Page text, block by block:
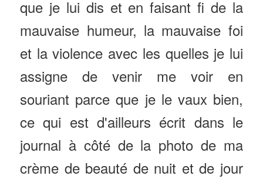
que je lui dis et en faisant fi de la
mauvaise humeur, la mauvaise foi
et la violence avec les quelles je lui
assigne de venir me voir en
souriant parce que je le vaux bien,
ce qui est d'ailleurs écrit dans le
journal à côté de la photo de ma
crème de beauté de nuit et de jour